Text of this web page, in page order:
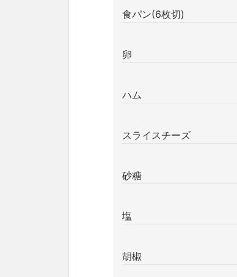
食パン(6枚切)
卵
ハム
スライスチーズ
砂糖
塩
胡椒